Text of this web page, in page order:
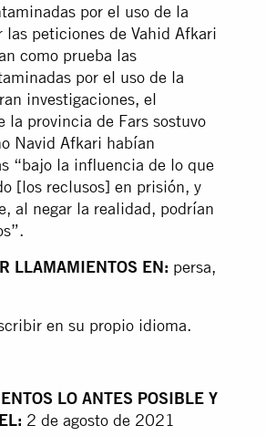
por el uso de la
las peticiones de Vahid Afkari
como prueba las
por el uso de la
investigaciones, el
la provincia de Fars sostuvo
Navid Afkari habían
“bajo la influencia de lo que
[los reclusos] en prisión, y
al negar la realidad, podrían
LLAMAMIENTOS EN: persa,
en su propio idioma.
LO ANTES POSIBLE Y
2 de agosto de 2021